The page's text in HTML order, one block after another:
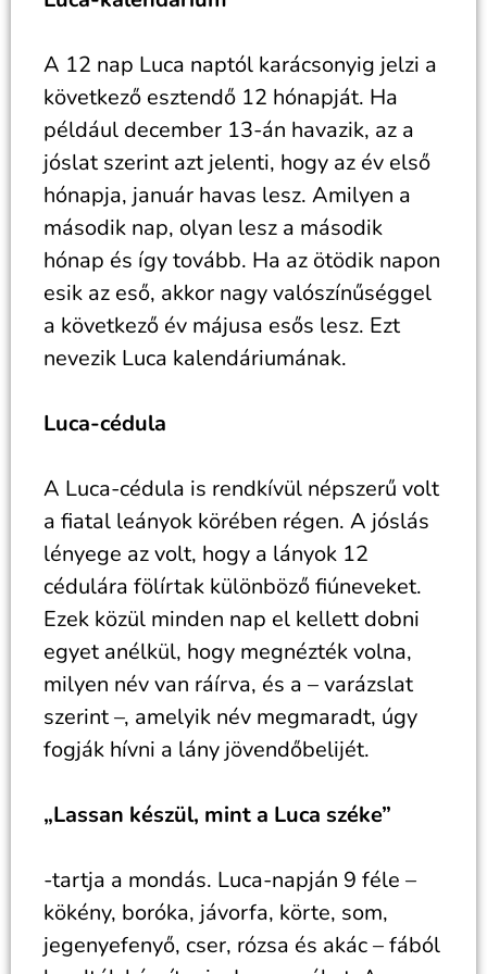
A 12 nap Luca naptól karácsonyig jelzi a
következő esztendő 12 hónapját. Ha
például december 13-án havazik, az a
jóslat szerint azt jelenti, hogy az év első
hónapja, január havas lesz. Amilyen a
második nap, olyan lesz a második
hónap és így tovább. Ha az ötödik napon
esik az eső, akkor nagy valószínűséggel
a következő év májusa esős lesz. Ezt
nevezik Luca kalendáriumának.
Luca-cédula
A Luca-cédula is rendkívül népszerű volt
a fiatal leányok körében régen. A jóslás
lényege az volt, hogy a lányok 12
cédulára fölírtak különböző fiúneveket.
Ezek közül minden nap el kellett dobni
egyet anélkül, hogy megnézték volna,
milyen név van ráírva, és a – varázslat
szerint –, amelyik név megmaradt, úgy
fogják hívni a lány jövendőbelijét.
„Lassan készül, mint a Luca széke”
-tartja a mondás. Luca-napján 9 féle –
kökény, boróka, jávorfa, körte, som,
jegenyefenyő, cser, rózsa és akác – fából